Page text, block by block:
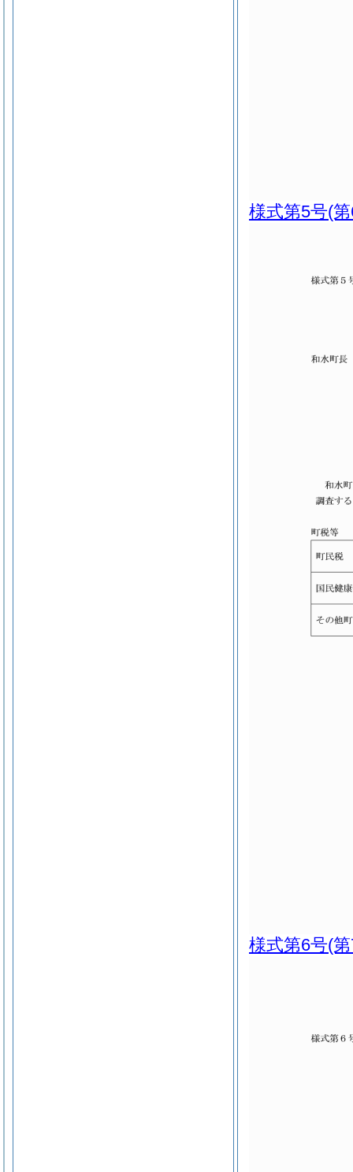
様式第5号(
様式第6号(